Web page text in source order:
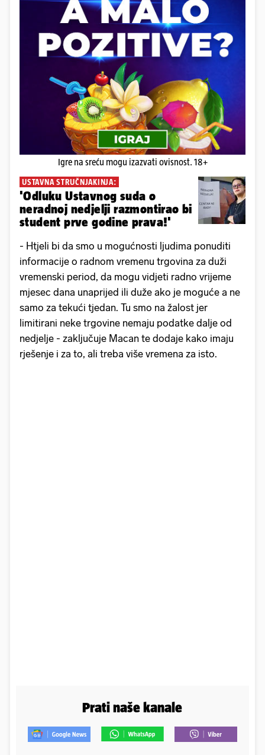
Igre na sreću mogu izazvati ovisnost. 18+
USTAVNA STRUČNJAKINJA:
'Odluku Ustavnog suda o
neradnoj nedjelji razmontirao bi
student prve godine prava!'
- Htjeli bi da smo u mogućnosti ljudima ponuditi
informacije o radnom vremenu trgovina za duži
vremenski period, da mogu vidjeti radno vrijeme
mjesec dana unaprijed ili duže ako je moguće a ne
samo za tekući tjedan. Tu smo na žalost jer
limitirani neke trgovine nemaju podatke dalje od
nedjelje - zaključuje Macan te dodaje kako imaju
rješenje i za to, ali treba više vremena za isto.
Prati naše kanale